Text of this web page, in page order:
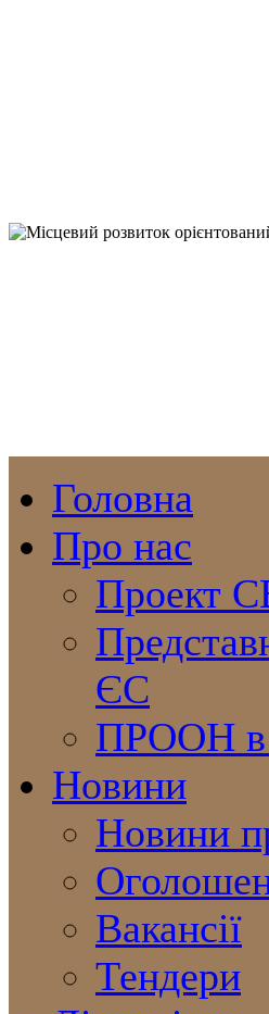
Головна
Про нас
Проект
ЄС
ПРООН в
Новини
Новини
Вакансії
Тендери